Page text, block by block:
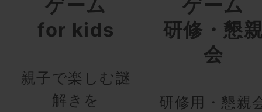
ゲーム
for kids
親子で楽しむ謎
解きを
ゲーム
研修・懇
会
研修用・懇親